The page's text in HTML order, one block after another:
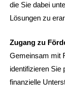
die Sie dabei
Lösungen zu
Zugang zu
Gemeinsam mit
identifizieren Sie
finanzielle